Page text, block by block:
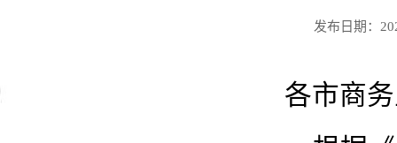
发布日期：
各市商